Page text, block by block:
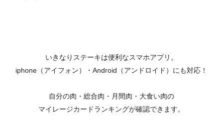
いきなりステーキは便利なスマホアプリ。
iphone（アイフォン）・Android（アンドロイド）にも対応！
自分の肉・総合肉・月間肉・大食い肉の
マイレージカードランキングが確認できます。